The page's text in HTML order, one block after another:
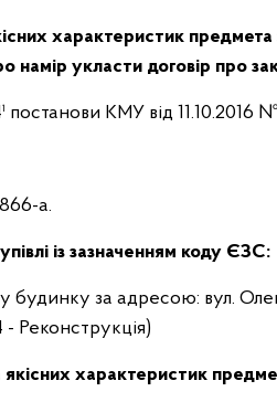
характеристик предмета
намір укласти договір про
постанови КМУ від
a.
із зазначенням коду ЄЗС:
будинку за адресою: вул.
Реконструкція)
характеристик